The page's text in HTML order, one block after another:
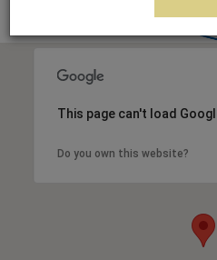
This page can't load
Do you own this website?